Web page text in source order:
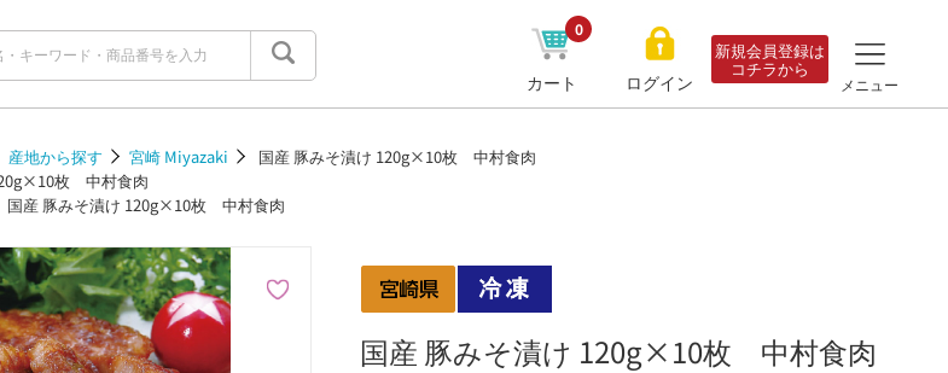
カート
0
ログイン
新規会員登録は
コチラから
メニュー
産地から探す 宮崎 Miyazaki
国産 豚みそ漬け 120g×10枚 中村食肉
枚 中村食肉
国産 豚みそ漬け 120g×10枚 中村食肉
国産 豚みそ漬け 120g×10枚 中村食肉